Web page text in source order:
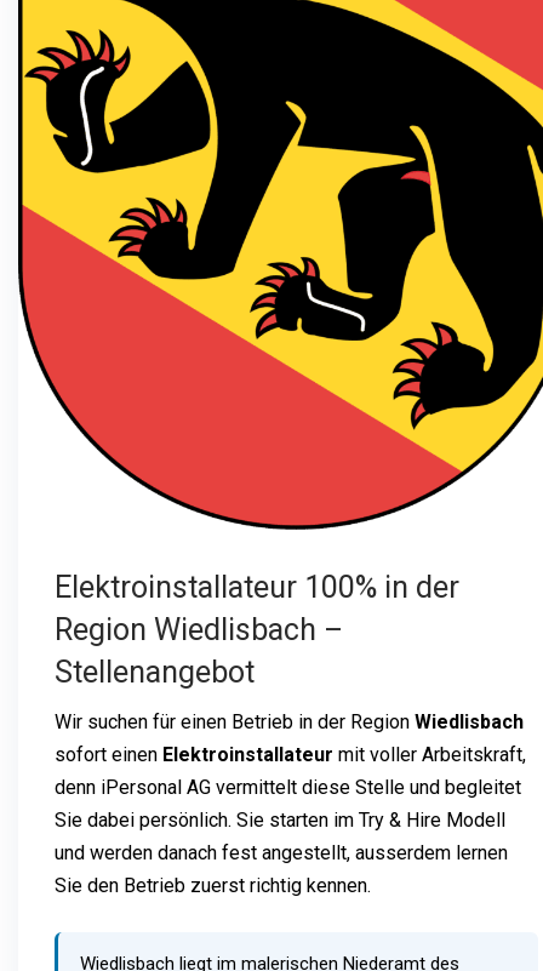
Elektroinstallateur 100% in der
Region Wiedlisbach –
Stellenangebot
Wir suchen für einen Betrieb in der Region Wiedlisbach
sofort einen Elektroinstallateur mit voller Arbeitskraft,
denn iPersonal AG vermittelt diese Stelle und begleitet
Sie dabei persönlich. Sie starten im Try & Hire Modell
und werden danach fest angestellt, ausserdem lernen
Sie den Betrieb zuerst richtig kennen.
Wiedlisbach liegt im malerischen Niederamt des